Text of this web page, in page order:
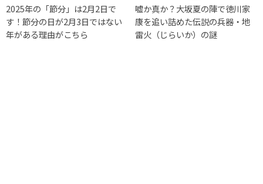
2025年の「節分」は2月2日で
す！節分の日が2月3日ではない
年がある理由がこちら
嘘か真か？大坂夏の陣で徳川家
康を追い詰めた伝説の兵器・地
雷火（じらいか）の謎